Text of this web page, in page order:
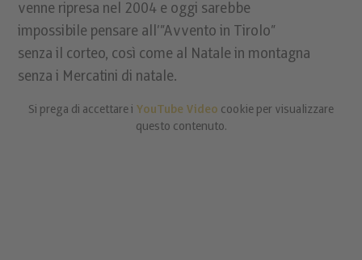
venne ripresa nel 2004 e oggi sarebbe
impossibile pensare all’”Avvento in Tirolo”
senza il corteo, così come al Natale in montagna
senza i Mercatini di natale.
Si prega di accettare i YouTube Video cookie per visualizzare
questo contenuto.